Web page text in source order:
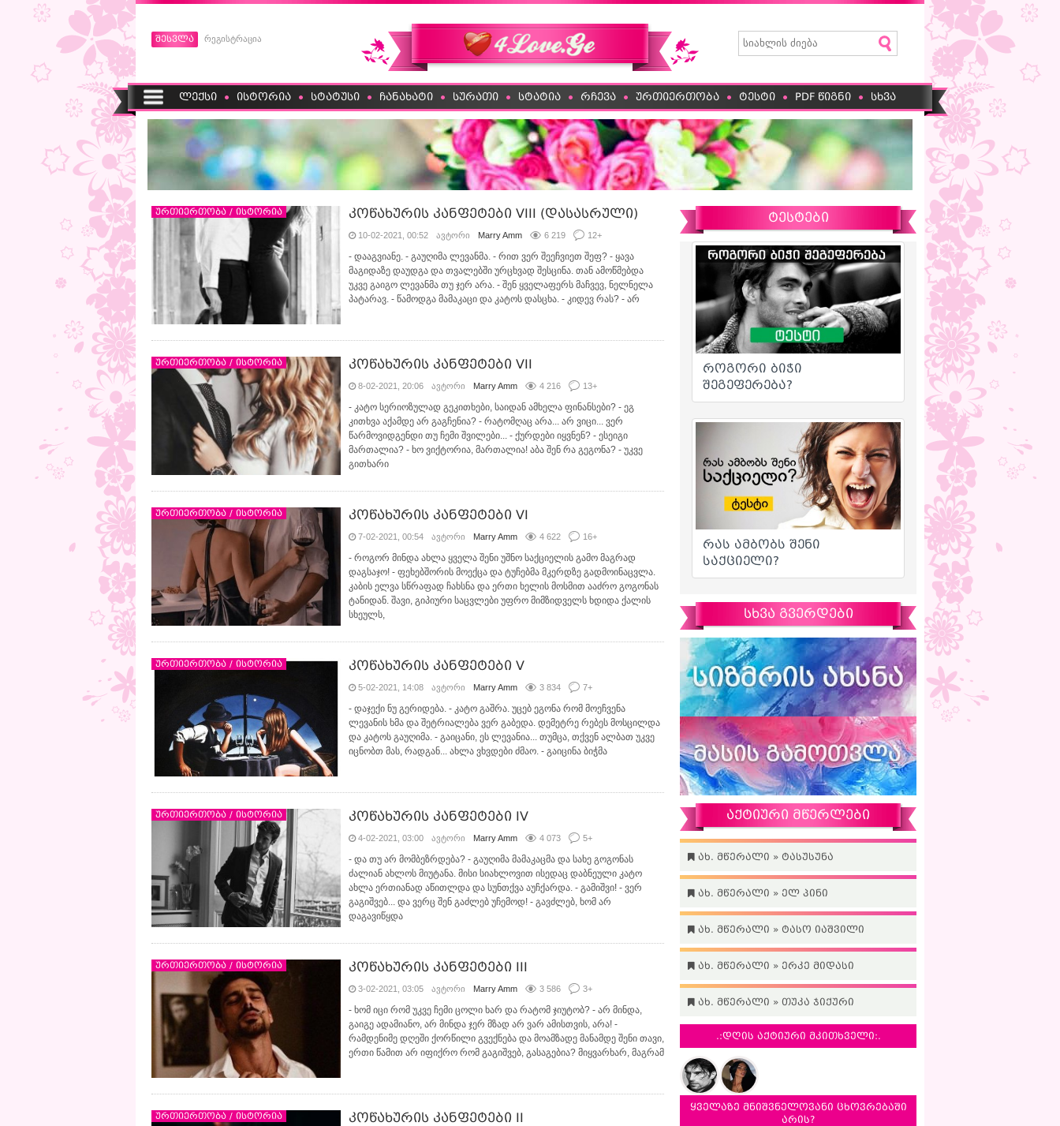
შესვლა რეგისტრაცია
ლექსი ისტორია სტატუსი ჩანახატი სურათი სტატია რჩევა ურთიერთობა ტესტი PDF წიგნი სხვა
ურთიერთობა / ისტორია კოწახურის კანფეტები VIII (დასასრული)
10-02-2021, 00:52 ავტორი Marry Amm 6 219 12+
- დააგვიანე. - გაუღიმა ლევანმა. - რით ვერ შეეჩვიეთ შეფ? - ყავა
მაგიდაზე დაუდგა და თვალებში ურცხვად შესცინა. თან ამოწმებდა
უკვე გაიგო ლევანმა თუ ჯერ არა. - შენ ყველაფერს მაჩვევ, ნელნელა
პატარავ. - წამოდგა მამაკაცი და კატოს დასცხა. - კიდევ რას? - არ
ურთიერთობა / ისტორია კოწახურის კანფეტები VII
8-02-2021, 20:06 ავტორი Marry Amm 4 216 13+
- კატო სერიოზულად გეკითხები, საიდან ამხელა ფინანსები? - ეგ
კითხვა აქამდე არ გაგჩენია? - რატომღაც არა... არ ვიცი... ვერ
წარმოვიდგენდი თუ ჩემი შვილები... - ქურდები იყვნენ? - ესეიგი
მართალია? - ხო ვიქტორია, მართალია! აბა შენ რა გეგონა? - უკვე
გითხარი
ურთიერთობა / ისტორია კოწახურის კანფეტები VI
7-02-2021, 00:54 ავტორი Marry Amm 4 622 16+
- როგორ მინდა ახლა ყველა შენი უშნო საქციელის გამო მაგრად
დაგსაჯო! - ფეხებშორის მოექცა და ტუჩებმა მკერდზე გადმოინაცვლა.
კაბის ელვა სწრაფად ჩახსნა და ერთი ხელის მოსმით ააძრო გოგონას
ტანიდან. შავი, გიპიური საცვლები უფრო მიმზიდველს ხდიდა ქალის
სხეულს,
ურთიერთობა / ისტორია კოწახურის კანფეტები V
5-02-2021, 14:08 ავტორი Marry Amm 3 834 7+
- დაჯექი ნუ გერიდება. - კატო გაშრა. უცებ ეგონა რომ მოეჩვენა
ლევანის ხმა და შეტრიალება ვერ გაბედა. დემეტრე რებეს მოსცილდა
და კატოს გაუღიმა. - გაიცანი, ეს ლევანია... თუმცა, თქვენ ალბათ უკვე
იცნობთ მას, რადგან... ახლა ვხვდები ძმაო. - გაიცინა ბიჭმა
ურთიერთობა / ისტორია კოწახურის კანფეტები IV
4-02-2021, 03:00 ავტორი Marry Amm 4 073 5+
- და თუ არ მომბეზრდება? - გაუღიმა მამაკაცმა და სახე გოგონას
ძალიან ახლოს მიუტანა. მისი სიახლოვით ისედაც დაბნეული კატო
ახლა ერთიანად აწითლდა და სუნთქვა აუჩქარდა. - გამიშვი! - ვერ
გაგიშვებ... და ვერც შენ გაძლებ უჩემოდ! - გავძლებ, ხომ არ
დაგავიწყდა
ურთიერთობა / ისტორია კოწახურის კანფეტები III
3-02-2021, 03:05 ავტორი Marry Amm 3 586 3+
- ხომ იცი რომ უკვე ჩემი ცოლი ხარ და რატომ ჯიუტობ? - არ მინდა,
გაიგე ადამიანო, არ მინდა ჯერ მზად არ ვარ ამისთვის, არა! -
რამდენიმე დღეში ქორწილი გვექნება და მოამზადე მანამდე შენი თავი,
ერთი წამით არ იფიქრო რომ გაგიშვებ, გასაგებია? მიყვარხარ, მაგრამ
ურთიერთობა / ისტორია კოწახურის კანფეტები II
ტესტები
სხვა გვერდები
აქტიური მწერლები
ახ. მწერალი » ტასუსუნა
ახ. მწერალი » ელ პინი
ახ. მწერალი » ტასო იაშვილი
ახ. მწერალი » ერკე მიდასი
ახ. მწერალი » თუკა ჯიქური
.:დღის აქტიური მკითხველი:.
ყველაზე მნიშვნელოვანი ცხოვრებაში
არის?